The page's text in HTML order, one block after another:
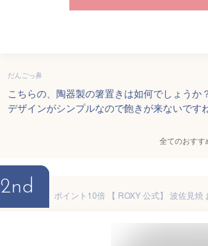
だんごっ鼻
こちらの、陶器製の箸置きは如何でしょうか
デザインがシンプルなので飽きが来ないですね
全てのおすす
2nd